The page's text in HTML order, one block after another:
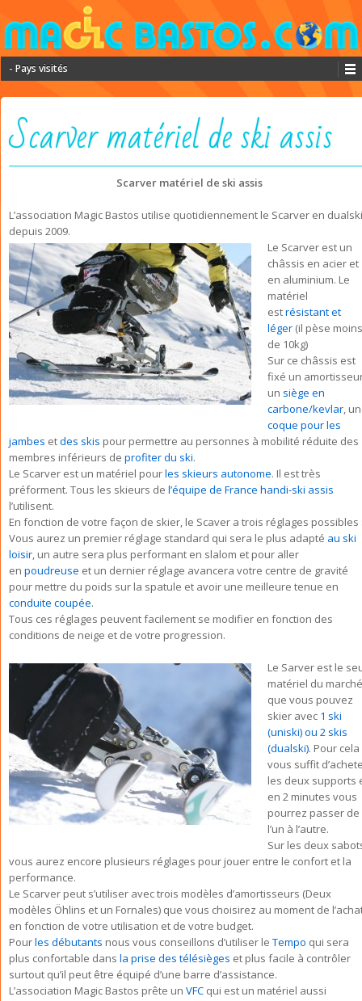
- Pays visités
Scarver matériel de ski assis
Scarver matériel de ski assis
L’association Magic Bastos utilise quotidiennement le Scarver en dualski
depuis 2009.
Le Scarver est un
châssis en acier et
en aluminium. Le
matériel
estrésistant et
léger (il pèse moins
de 10kg)
Sur ce châssis est
fixé un
un siège en
carbone/kevlar,
coque pour les
jambes etdes skis pour permettre au personnes à mobilité réduite des
membres inférieurs de profiter du ski.
Le Scarver est un matériel pourles skieurs autonome. Il est très
préforment. Tous les skieurs de l’équipe de France handi-ski assis
l’utilisent.
En fonction de votre façon de skier, le Scaver a trois réglages possibles
Vous aurez un premier réglage standard qui sera le plus adapté au ski
loisir, un autre sera plus performant en slalom et pour aller
en poudreuse et un dernier réglage avancera votre centre de gravité
pour mettre du poids sur la spatule et avoir une meilleure tenue en
conduite coupée.
Tous ces réglages peuvent facilement se modifier en fonction des
conditions de neige et de votre progression.
Le Sarver est le
matériel du marché
que vous pouvez
skier avec 1 ski
(uniski) ou 2 skis
(dualski). Pour cela
vous suffit
les deux supports
en 2 minutes vous
pourrez passer de
l’un à l’autre.
Sur les deux
vous aurez encore plusieurs réglages pour jouer entre le confort et la
performance.
Le Scarver peut s’utiliser avec trois modèles d’amortisseurs (Deux
modèles Öhlins et un Fornales) que vous choisirez au moment de
en fonction de votre utilisation et de votre budget.
Pourles débutants nous vous conseillons d’utiliser le Tempo qui sera
plus confortable dans la prise des télésièges et plus facile à contrôler
surtout qu’il peut être équipé d’une barre d’assistance.
L’association Magic Bastos prête un VFC qui est un matériel aussi